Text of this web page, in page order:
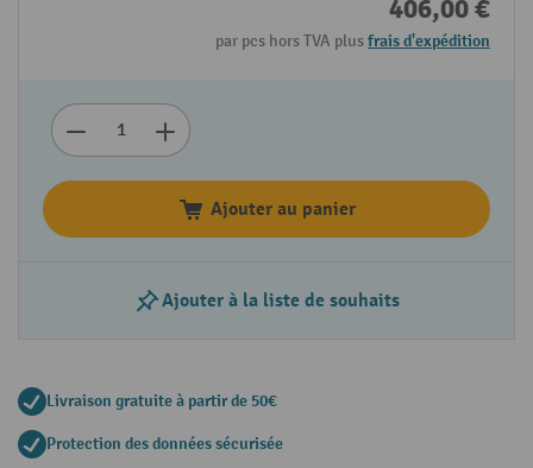
406,00 €
par pcs hors TVA plusfrais d'expédition
Ajouter au panier
Ajouter à la liste de souhaits
Livraison gratuite à partir de 50€
Protection des données sécurisée